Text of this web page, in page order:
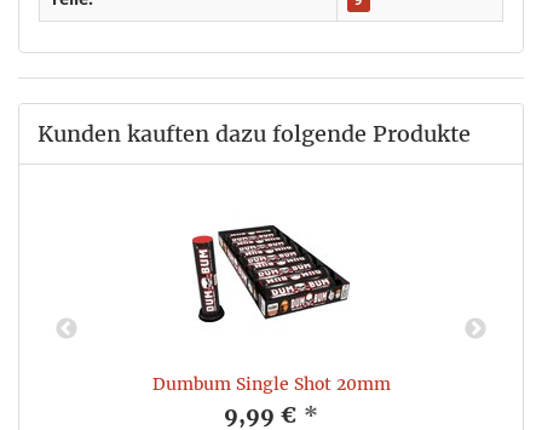
Kunden kauften dazu folgende Produkte
Dumbum Single Shot 20mm
9,99 € *